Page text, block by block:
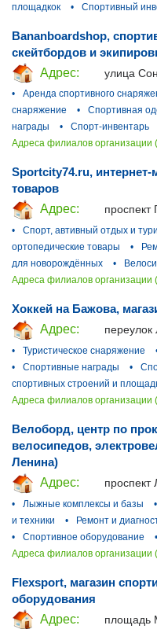
площадкок
• Спортивный
Bananboardshop,
скейтбордов и
Адрес:
улица
•
Аренда спортивного
снаряжение
• Спортивная
награды
•
Спорт-инвентарь
Адреса филиалов организации
Sportcity74.ru, интернет-
товаров
Адрес:
•
Спорт, автивный отдых и
ортопедические товары
•
для новорождённых
•
Адреса филиалов организации
Хоккей на Бажова,
Адрес:
переулок
•
Туристическое снаряжение
•
Спортивные награды •
спортивных строений и
Адреса филиалов организации
Велоборд, центр по
велосипедов,
Ленина)
Адрес:
проспект
•
Лыжные комплексы и базы •
и техники
•
Ремонт и
•
Спортивное оборудование •
Адреса филиалов организации
Flexsport, магазин
оборудования
Адрес:
площадь